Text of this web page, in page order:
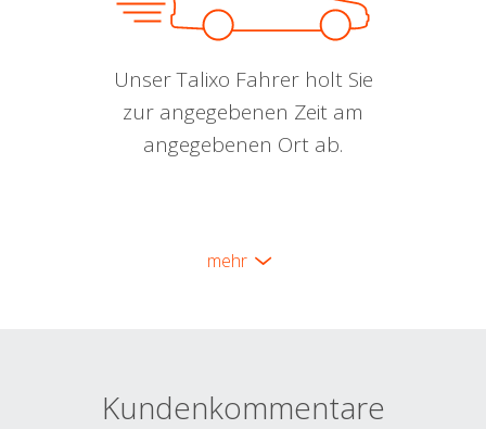
Unser Talixo Fahrer holt Sie
zur angegebenen Zeit am
angegebenen Ort ab.
mehr
Kundenkommentare